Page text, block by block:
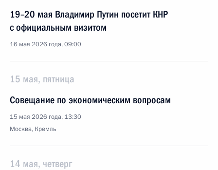
19–20 мая Владимир Путин посетит КНР
с официальным визитом
16 мая 2026 года, 09:00
15 мая, пятница
Совещание по экономическим вопросам
15 мая 2026 года, 13:30
Москва, Кремль
14 мая, четверг